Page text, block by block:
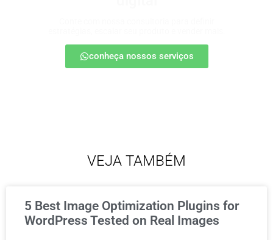
conheça nossos serviços
VEJA TAMBÉM
5 Best Image Optimization Plugins for
WordPress Tested on Real Images